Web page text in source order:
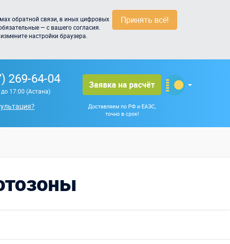
Принять всё!
обратной связи, в иных цифровых
— с вашего согласия.
настройки браузера.
269-64-04
17:00 (Астана)
Заявка на расчёт
Доставляем по РФ и ЕАЭС,
точно в срок!